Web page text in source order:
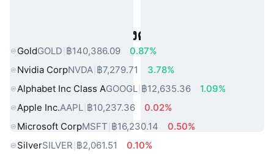
สินทรัพย์ในโลกแห่งความจริงยอดนิยม
GoldGOLD ฿140,386.09
0.87%
Nvidia CorpNVDA ฿7,279.71
3.78%
Alphabet Inc Class AGOOGL ฿12,635.36
1.09%
Apple Inc.AAPL ฿10,237.36
0.02%
Microsoft CorpMSFT ฿16,230.14
0.50%
SilverSILVER ฿2,061.51
0.10%